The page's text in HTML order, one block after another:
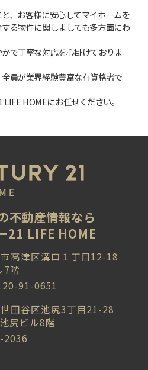
、お客様に安心してマイホームを
る物件に関しましても多方面にわ
で丁寧な対応を心掛けておりま
員が業界経験豊富な有資格者で
HOMEにお任せください。
不動産情報なら
21 LIFE HOME
高津区溝口１丁目12-18
7階
91-0651
田谷区池尻3丁目21-28
尻ビル8階
2036